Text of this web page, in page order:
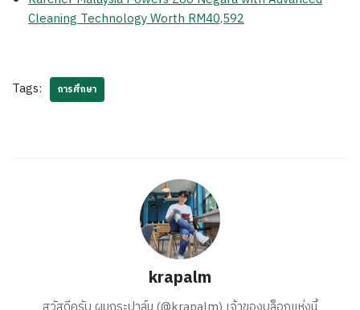
Cleaning Technology Worth RM40,592
Tags: การศึกษา
krapalm